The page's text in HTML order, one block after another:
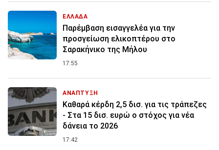
ΕΛΛΑΔΑ
Παρέμβαση εισαγγελέα για την
προσγείωση ελικοπτέρου στο
Σαρακήνικο της Μήλου
17:55
ΑΝΑΠΤΥΞΗ
Καθαρά κέρδη 2,5 δισ. για τις τράπεζες
- Στα 15 δισ. ευρώ ο στόχος για νέα
δάνεια το 2026
17:42